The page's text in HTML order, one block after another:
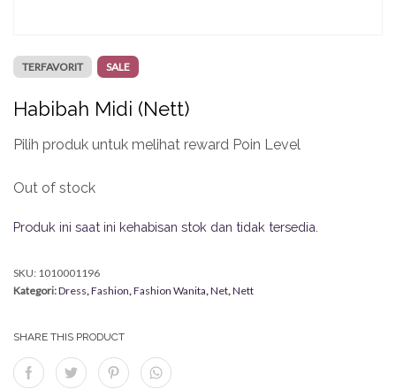
TERFAVORIT SALE
Habibah Midi (Nett)
Pilih produk untuk melihat reward Poin Level
Out of stock
Produk ini saat ini kehabisan stok dan tidak tersedia.
SKU: 1010001196
Kategori:Dress,Fashion,Fashion Wanita,Net,Nett
SHARE THIS PRODUCT